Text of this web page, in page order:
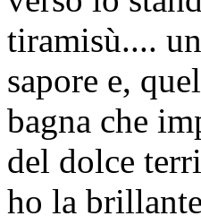
tiramisù....
sapore e,
bagna che
del dolce
ho la